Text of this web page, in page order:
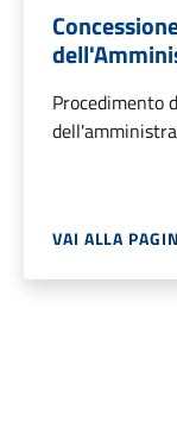
Procedimento
VAI ALLA